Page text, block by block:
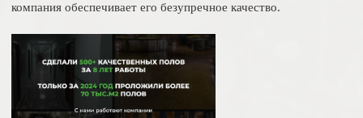
компания обеспечивает его безупречное качество.